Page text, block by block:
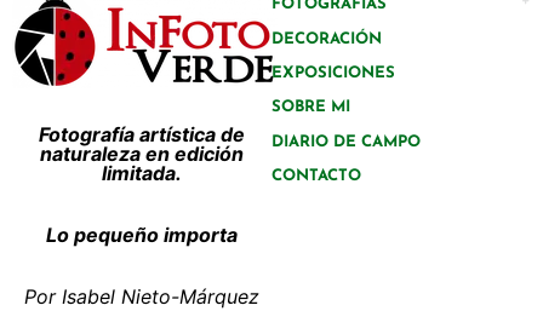
Fotografía artística de
naturaleza en edición
limitada.
Lo pequeño importa
Por Isabel Nieto-Márquez
FOTOGRAFÍAS
DECORACIÓN
EXPOSICIONES
SOBRE MI
DIARIO DE CAMPO
CONTACTO